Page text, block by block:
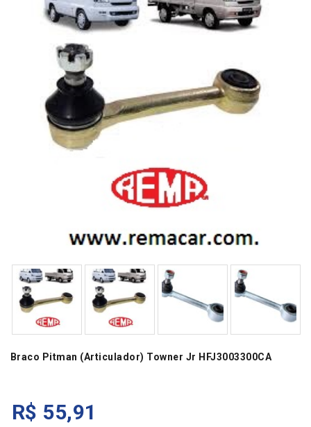
Braco Pitman (Articulador) Towner Jr HFJ3003300CA
R$ 55,91